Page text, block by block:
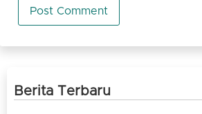
Berita Terbaru